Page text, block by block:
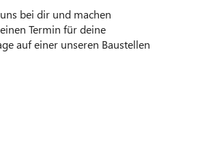
bei dir und machen
Termin für deine
auf einer unseren Baustellen